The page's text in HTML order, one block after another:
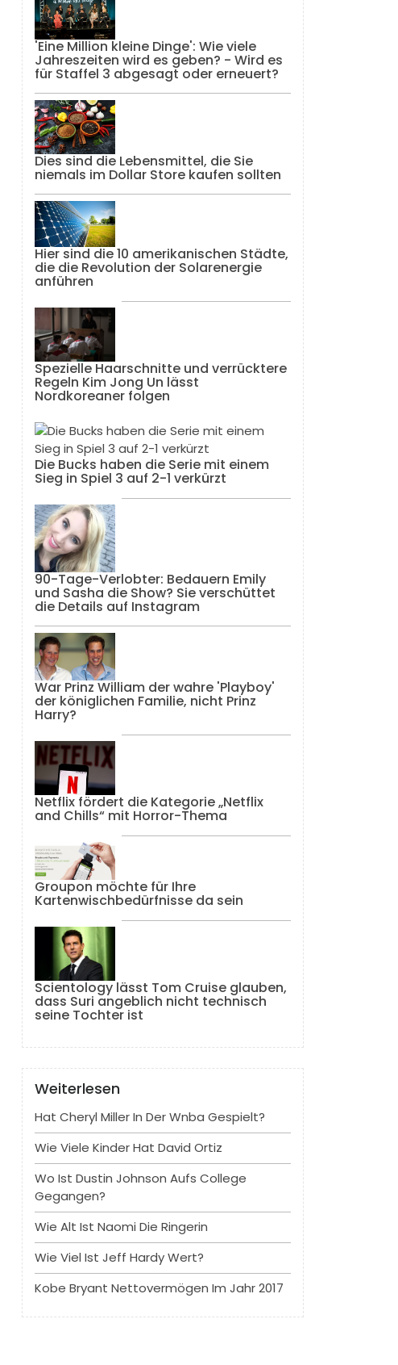
'Eine Million kleine Dinge': Wie viele
Jahreszeiten wird es geben? - Wird es
für Staffel 3 abgesagt oder erneuert?
Dies sind die Lebensmittel, die Sie
niemals im Dollar Store kaufen sollten
Hier sind die 10 amerikanischen Städte,
die die Revolution der Solarenergie
anführen
Spezielle Haarschnitte und verrücktere
Regeln Kim Jong Un lässt
Nordkoreaner folgen
Die Bucks haben die Serie mit einem
Sieg in Spiel 3 auf 2-1 verkürzt
90-Tage-Verlobter: Bedauern Emily
und Sasha die Show? Sie verschüttet
die Details auf Instagram
War Prinz William der wahre 'Playboy'
der königlichen Familie, nicht Prinz
Harry?
Netflix fördert die Kategorie „Netflix
and Chills“ mit Horror-Thema
Groupon möchte für Ihre
Kartenwischbedürfnisse da sein
Scientology lässt Tom Cruise glauben,
dass Suri angeblich nicht technisch
seine Tochter ist
Weiterlesen
Hat Cheryl Miller In Der Wnba Gespielt?
Wie Viele Kinder Hat David Ortiz
Wo Ist Dustin Johnson Aufs College
Gegangen?
Wie Alt Ist Naomi Die Ringerin
Wie Viel Ist Jeff Hardy Wert?
Kobe Bryant Nettovermögen Im Jahr 2017